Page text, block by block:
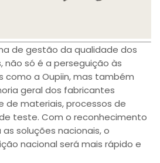
de gestão da qualidade dos
não só é a perseguição às
como a Oupiin, mas também
geral dos fabricantes
de materiais, processos de
teste. Com o reconhecimento
soluções nacionais, o
nacional será mais rápido e